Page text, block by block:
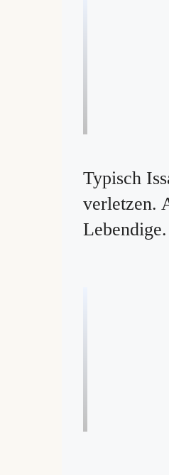
Typisch
verletzen.
Lebendige.